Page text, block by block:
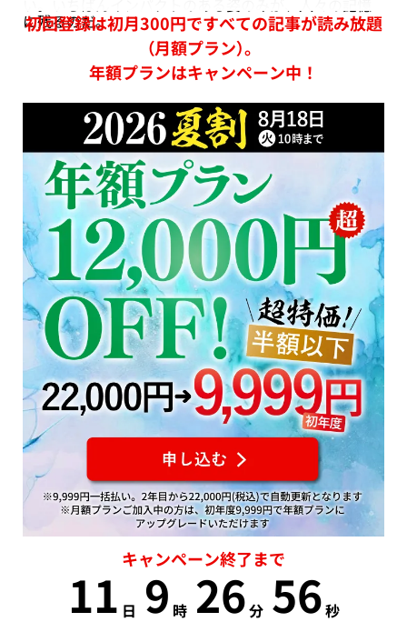
に残るのだ。
初回登録は初月300円ですべての記事が読み放題
（月額プラン）。
年額プランはキャンペーン中！
キャンペーン終了まで
11 日 9 時 26分 56秒